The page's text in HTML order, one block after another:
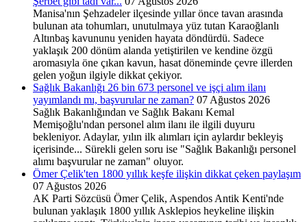
Manisa'nın Şehzadeler ilçesinde yıllar önce tavan arasında
bulunan ata tohumları, unutulmaya yüz tutan Karaoğlanlı
Altınbaş kavununu yeniden hayata döndürdü. Sadece
yaklaşık 200 dönüm alanda yetiştirilen ve kendine özgü
aromasıyla öne çıkan kavun, hasat döneminde çevre illerden
gelen yoğun ilgiyle dikkat çekiyor.
Sağlık Bakanlığı 26 bin 673 personel ve işçi alım ilanı
yayımlandı mı, başvurular ne zaman? 07 Ağustos 2026
Sağlık Bakanlığından ve Sağlık Bakanı Kemal
Memişoğlu'ndan personel alım ilanı ile ilgili duyuru
bekleniyor. Adaylar, yılın ilk alımları için aylardır bekleyiş
içerisinde... Sürekli gelen soru ise "Sağlık Bakanlığı personel
alımı başvurular ne zaman" oluyor.
Ömer Çelik'ten 1800 yıllık keşfe ilişkin dikkat çeken paylaşım
07 Ağustos 2026
AK Parti Sözcüsü Ömer Çelik, Aspendos Antik Kenti'nde
bulunan yaklaşık 1800 yıllık Asklepios heykeline ilişkin